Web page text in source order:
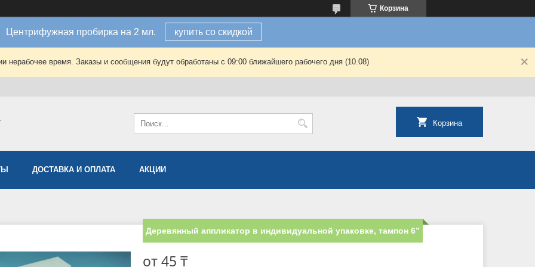
Корзина
Центрифужная пробирка на 2 мл. купить со скидкой
нерабочее время. Заказы и сообщения будут обработаны с 09:00 ближайшего рабочего дня (10.08)
Корзина
ДОСТАВКА И ОПЛАТА АКЦИИ
Деревянный аппликатор в индивидуальной упаковке, тампон 6”
от45 ₸